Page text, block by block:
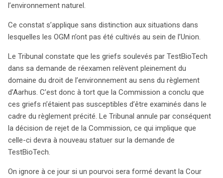
l’environnement naturel.
Ce constat s’applique sans distinction aux situations dans
lesquelles les OGM n’ont pas été cultivés au sein de l’Union.
Le Tribunal constate que les griefs soulevés par TestBioTech
dans sa demande de réexamen relèvent pleinement du
domaine du droit de l’environnement au sens du règlement
d’Aarhus. C’est donc à tort que la Commission a conclu que
ces griefs n’étaient pas susceptibles d’être examinés dans le
cadre du règlement précité. Le Tribunal annule par conséquent
la décision de rejet de la Commission, ce qui implique que
celle-ci devra à nouveau statuer sur la demande de
TestBioTech.
On ignore à ce jour si un pourvoi sera formé devant la Cour